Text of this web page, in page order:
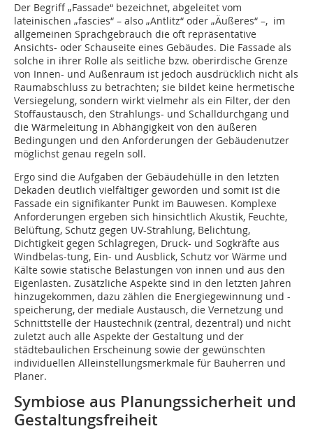
Der Begriff „Fassade“ bezeichnet, abgeleitet vom
lateinischen „fascies“ – also „Antlitz“ oder „Äußeres“ –, im
allgemeinen Sprachgebrauch die oft repräsentative
Ansichts- oder Schauseite eines Gebäudes. Die Fassade als
solche in ihrer Rolle als seitliche bzw. oberirdische Grenze
von Innen- und Außenraum ist jedoch ausdrücklich nicht als
Raumabschluss zu betrachten; sie bildet keine hermetische
Versiegelung, sondern wirkt vielmehr als ein Filter, der den
Stoffaustausch, den Strahlungs- und Schalldurchgang und
die Wärmeleitung in Abhängigkeit von den äußeren
Bedingun­gen und den Anforderungen der Gebäudenutzer
möglichst genau regeln soll.
Ergo sind die Aufgaben der Gebäudehülle in den letzten
Dekaden deutlich vielfältiger geworden und somit ist die
Fassade ein signifikanter Punkt im Bauwesen. Komplexe
Anforderungen ergeben sich hinsichtlich Akustik, Feuchte,
Belüftung, Schutz gegen UV-Strahlung, Belichtung,
Dichtigkeit gegen Schlagregen, Druck- und Sogkräfte aus
Windbelas-tung, Ein- und Ausblick, Schutz vor Wärme und
Kälte sowie statische Belastungen von innen und aus den
Eigenlasten. Zusätzliche Aspekte sind in den letzten Jahren
hinzugekommen, dazu zählen die Energiegewinnung und -
speicherung, der mediale Austausch, die Vernetzung und
Schnittstelle der Haustechnik (zentral, dezentral) und nicht
zuletzt auch alle Aspekte der Gestaltung und der
städtebaulichen Erscheinung sowie der gewünschten
individuellen Alleinstellungsmerkmale für Bauherren und
Planer.
Symbiose aus Planungssicherheit und
Gestaltungsfreiheit